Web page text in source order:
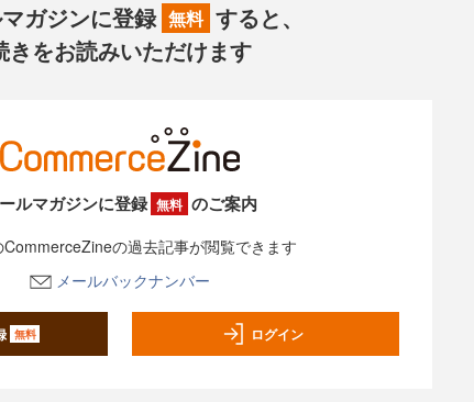
ガジンに登録 無料 すると、
きをお読みいただけます
ルマガジンに登録 無料 のご案内
CommerceZineの過去記事が閲覧できます
メールバックナンバー
無料 ログイン